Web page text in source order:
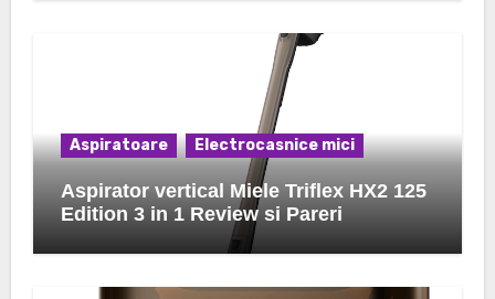
Aspiratoare Electrocasnice mici
Aspirator vertical Miele Triflex HX2 125
Edition 3 in 1 Review si Pareri